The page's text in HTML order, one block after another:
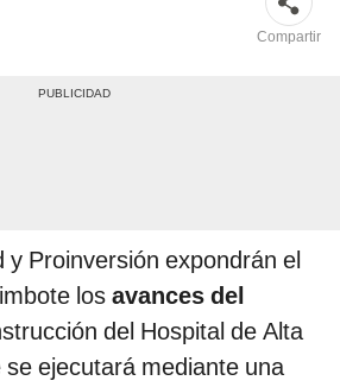
Compartir
y Proinversión expondrán el
los avances del
del Hospital de Alta
se ejecutará mediante una